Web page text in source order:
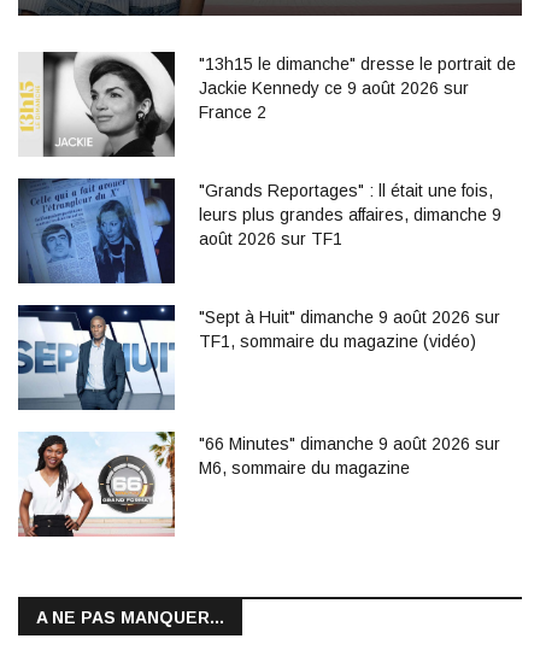
"13h15 le dimanche" dresse le portrait de
Jackie Kennedy ce 9 août 2026 sur
France 2
"Grands Reportages" : ll était une fois,
leurs plus grandes affaires, dimanche 9
août 2026 sur TF1
"Sept à Huit" dimanche 9 août 2026 sur
TF1, sommaire du magazine (vidéo)
"66 Minutes" dimanche 9 août 2026 sur
M6, sommaire du magazine
A NE PAS MANQUER...